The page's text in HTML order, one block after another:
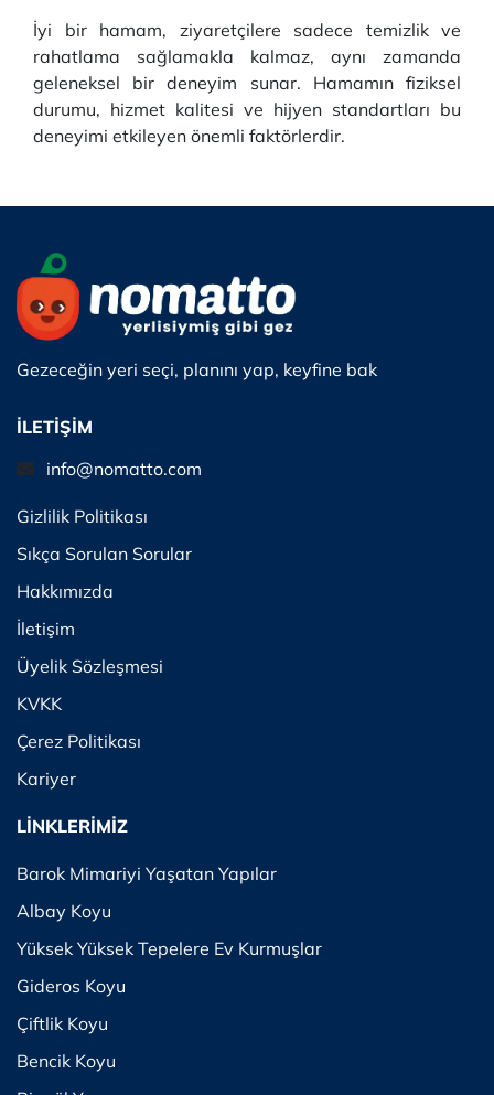
İyi bir hamam, ziyaretçilere sadece temizlik ve
rahatlama sağlamakla kalmaz, aynı zamanda
geleneksel bir deneyim sunar. Hamamın fiziksel
durumu, hizmet kalitesi ve hijyen standartları bu
deneyimi etkileyen önemli faktörlerdir.
Gezeceğin yeri seçi, planını yap, keyfine bak
İLETİŞİM
info@nomatto.com
Gizlilik Politikası
Sıkça Sorulan Sorular
Hakkımızda
İletişim
Üyelik Sözleşmesi
KVKK
Çerez Politikası
Kariyer
LİNKLERİMİZ
Barok Mimariyi Yaşatan Yapılar
Albay Koyu
Yüksek Yüksek Tepelere Ev Kurmuşlar
Gideros Koyu
Çiftlik Koyu
Bencik Koyu